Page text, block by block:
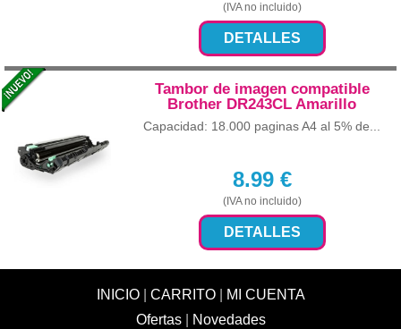
(IVA no incluido)
DETALLES
Tambor de imagen compatible
Brother DR243CL Amarillo
Capacidad: 18.000 paginas A4 al 5% de...
8.99€
(IVA no incluido)
DETALLES
INICIO| CARRITO|
MI CUENTA
Ofertas|
Novedades